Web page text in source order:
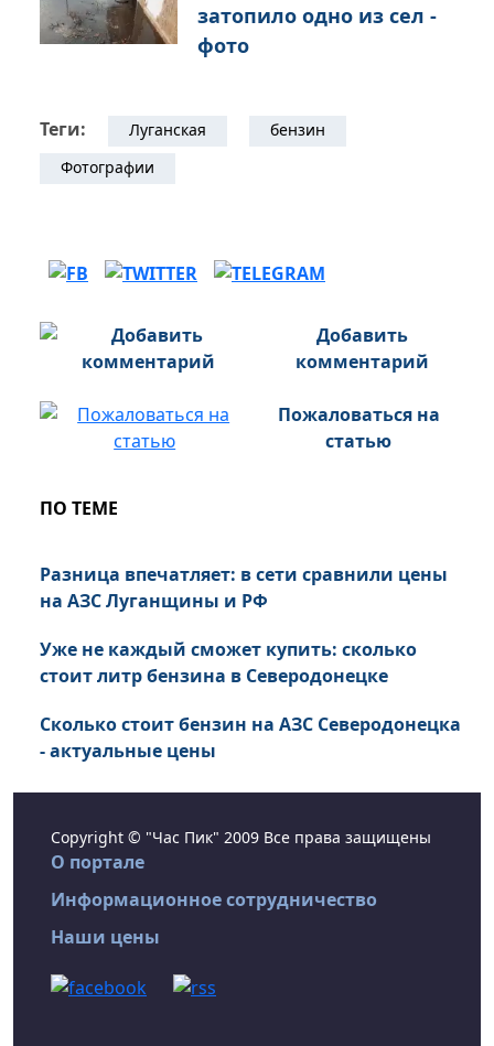
затопило одно из сел -
фото
Теги: Луганская
бензин
Фотографии
Добавить
комментарий
Пожаловаться на
статью
ПО ТЕМЕ
Разница впечатляет: в сети сравнили цены
на АЗС Луганщины и РФ
Уже не каждый сможет купить: сколько
стоит литр бензина в Северодонецке
Сколько стоит бензин на АЗС Северодонецка
- актуальные цены
Copyright © "Час Пик" 2009 Все права защищены
О портале
Информационное сотрудничество
Наши цены